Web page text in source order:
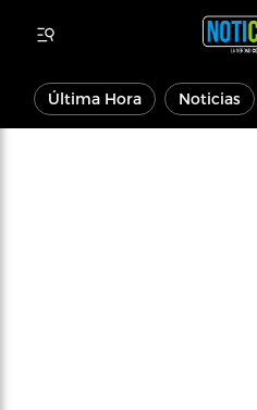
Última Hora Noticias